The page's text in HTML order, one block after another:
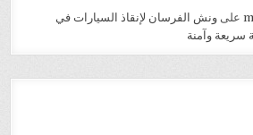
على ونش الفرسان لإنقاذ السيارات في